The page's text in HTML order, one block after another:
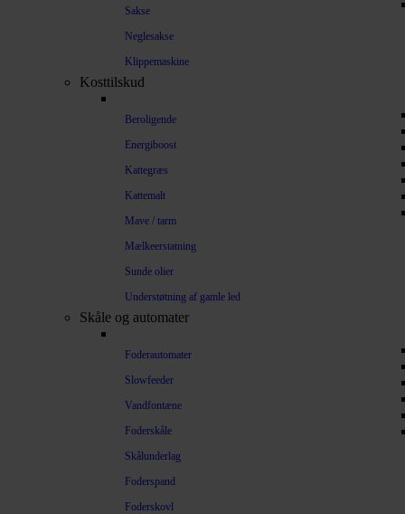
Sakse
Neglesakse
Klippemaskine
Kosttilskud
Beroligende
Energiboost
Kattegræs
Kattemalt
Mave / tarm
Mælkeerstatning
Sunde olier
Understøtning af gamle led
Skåle og automater
Foderautomater
Slowfeeder
Vandfontæne
Foderskåle
Skålunderlag
Foderspand
Foderskovl